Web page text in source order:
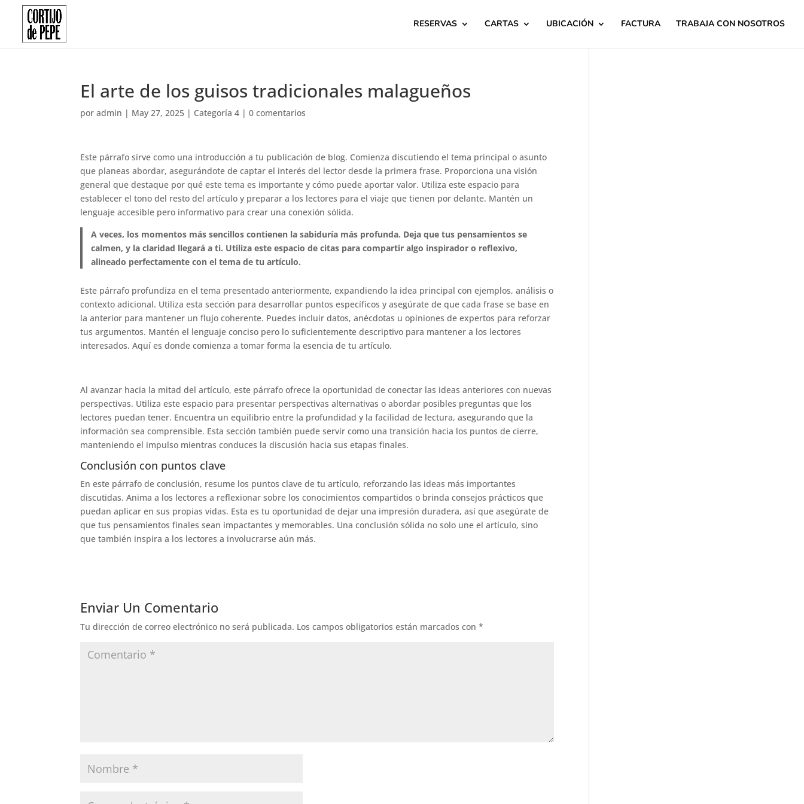
RESERVAS CARTAS UBICACIÓN FACTURA TRABAJA CON NOSOTROS
El arte de los guisos tradicionales malagueños
poradmin | May 27, 2025 | Categoría 4 |0 comentarios
Este párrafo sirve como una introducción a tu publicación de blog. Comienza discutiendo el tema principal o asunto
que planeas abordar, asegurándote de captar el interés del lector desde la primera frase. Proporciona una visión
general que destaque por qué este tema es importante y cómo puede aportar valor. Utiliza este espacio para
establecer el tono del resto del artículo y preparar a los lectores para el viaje que tienen por delante. Mantén un
lenguaje accesible pero informativo para crear una conexión sólida.
A veces, los momentos más sencillos contienen la sabiduría más profunda. Deja que tus pensamientos se
calmen, y la claridad llegará a ti. Utiliza este espacio de citas para compartir algo inspirador o reflexivo,
alineado perfectamente con el tema de tu artículo.
Este párrafo profundiza en el tema presentado anteriormente, expandiendo la idea principal con ejemplos, análisis o
contexto adicional. Utiliza esta sección para desarrollar puntos específicos y asegúrate de que cada frase se base en
la anterior para mantener un flujo coherente. Puedes incluir datos, anécdotas u opiniones de expertos para reforzar
tus argumentos. Mantén el lenguaje conciso pero lo suficientemente descriptivo para mantener a los lectores
interesados. Aquí es donde comienza a tomar forma la esencia de tu artículo.
Al avanzar hacia la mitad del artículo, este párrafo ofrece la oportunidad de conectar las ideas anteriores con nuevas
perspectivas. Utiliza este espacio para presentar perspectivas alternativas o abordar posibles preguntas que los
lectores puedan tener. Encuentra un equilibrio entre la profundidad y la facilidad de lectura, asegurando que la
información sea comprensible. Esta sección también puede servir como una transición hacia los puntos de cierre,
manteniendo el impulso mientras conduces la discusión hacia sus etapas finales.
Conclusión con puntos clave
En este párrafo de conclusión, resume los puntos clave de tu artículo, reforzando las ideas más importantes
discutidas. Anima a los lectores a reflexionar sobre los conocimientos compartidos o brinda consejos prácticos que
puedan aplicar en sus propias vidas. Esta es tu oportunidad de dejar una impresión duradera, así que asegúrate de
que tus pensamientos finales sean impactantes y memorables. Una conclusión sólida no solo une el artículo, sino
que también inspira a los lectores a involucrarse aún más.
Enviar Un Comentario
Tu dirección de correo electrónico no será publicada. Los campos obligatorios están marcados con*